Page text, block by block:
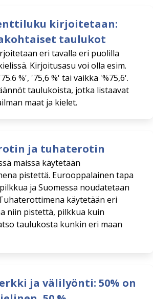
kirjoitetaan:
taulukot
eri tavalla eri puolilla
Kirjoitusasu voi olla esim.
%', '75,6 %' tai vaikka '%75,6'.
taulukoista, jotka listaavat
maat ja kielet.
ja tuhaterotin
maissa käytetään
pistettä. Eurooppalainen tapa
ja Suomessa noudatetaan
käytetään eri
niin pistettä, pilkkua kuin
taulukosta kunkin eri maan
ja välilyönti: 50% on